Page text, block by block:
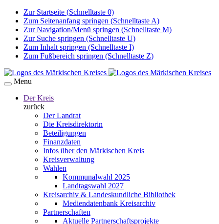
Zur Startseite (Schnelltaste 0)
Zum Seitenanfang springen (Schnelltaste A)
Zur Navigation/Menü springen (Schnelltaste M)
Zur Suche springen (Schnelltaste U)
Zum Inhalt springen (Schnelltaste I)
Zum Fußbereich springen (Schnelltaste Z)
Menu
Der Kreis
zurück
Der Landrat
Die Kreisdirektorin
Beteiligungen
Finanzdaten
Infos über den Märkischen Kreis
Kreisverwaltung
Wahlen
Kommunalwahl 2025
Landtagswahl 2027
Kreisarchiv & Landeskundliche Bibliothek
Mediendatenbank Kreisarchiv
Partnerschaften
Aktuelle Partnerschaftsprojekte